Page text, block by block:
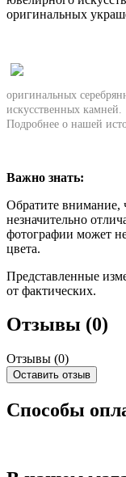
оригинальных
оригинальных
искусственных камней.
Подробнее о нашей
Важно знать:
Обратите внимание,
незначительно
фотографии может
цвета.
Представленные
от фактических.
Отзывы (0)
Отзывы (0)
Оставить отзыв
Способы